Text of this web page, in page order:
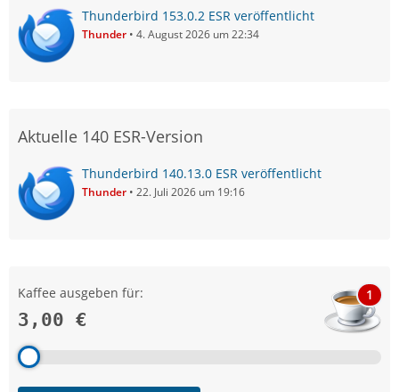
Thunderbird 153.0.2 ESR veröffentlicht
Thunder 4. August 2026 um 22:34
Aktuelle 140 ESR-Version
Thunderbird 140.13.0 ESR veröffentlicht
Thunder 22. Juli 2026 um 19:16
Kaffee ausgeben für:
3,00 €
1